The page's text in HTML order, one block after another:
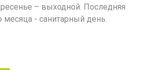
– выходной. Последняя
месяца - санитарный день.